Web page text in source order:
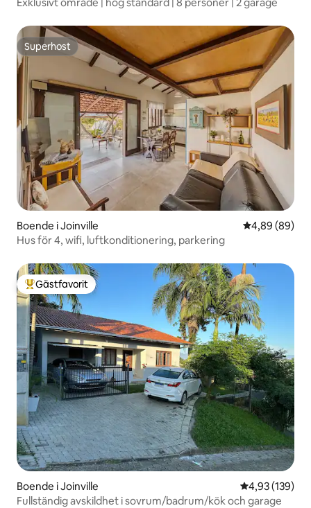
Superhost
Superhost
Boende i Joinville 4,89 av 5 i
4,89 (89)
Hus för 4, wifi, luftkonditionering, parkering
Populär gästfavorit
Gästfavorit
Boende i Joinville 4,93 av 5 i
4,93 (139)
Fullständig avskildhet i sovrum/badrum/kök och garage